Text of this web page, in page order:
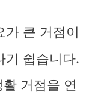
가 큰 거점이
기 쉽습니다.
거점을 연